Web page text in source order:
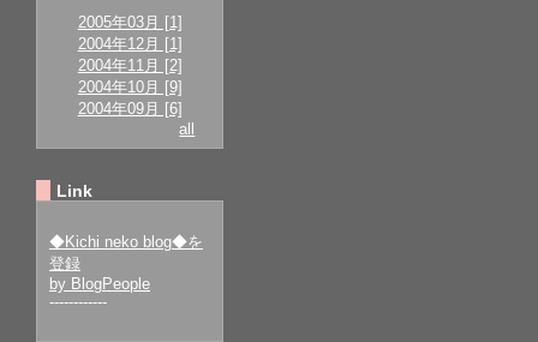
2005年03月 [1]
2004年12月 [1]
2004年11月 [2]
2004年10月 [9]
2004年09月 [6]
all
Link
◆Kichi neko blog◆を
登録
by BlogPeople
------------